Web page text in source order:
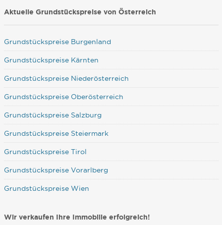
Aktuelle Grundstückspreise von Österreich
Grundstückspreise Burgenland
Grundstückspreise Kärnten
Grundstückspreise Niederösterreich
Grundstückspreise Oberösterreich
Grundstückspreise Salzburg
Grundstückspreise Steiermark
Grundstückspreise Tirol
Grundstückspreise Vorarlberg
Grundstückspreise Wien
Wir verkaufen Ihre Immobilie erfolgreich!